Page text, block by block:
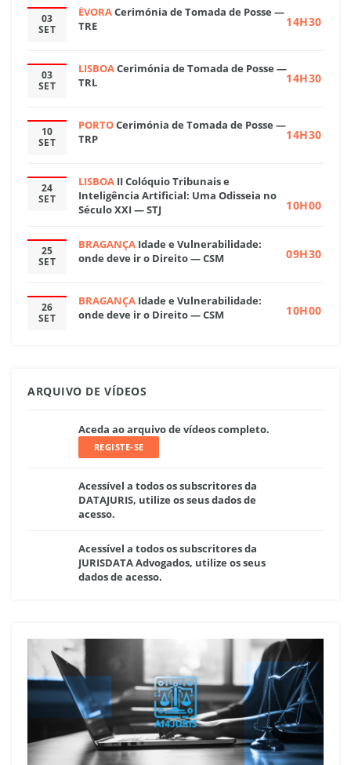
03
SET
ÉVORACerimónia de Tomada de Posse —
TRE
14H30
03
SET
LISBOACerimónia de Tomada de Posse —
TRL
14H30
10
SET
PORTOCerimónia de Tomada de Posse —
TRP
14H30
24
SET
LISBOA II Colóquio Tribunais e
Inteligência Artificial: Uma Odisseia no
Século XXI — STJ
10H00
25
SET
BRAGANÇA Idade e Vulnerabilidade:
onde deve ir o Direito — CSM
09H30
26
SET
BRAGANÇA Idade e Vulnerabilidade:
onde deve ir o Direito — CSM
10H00
ARQUIVO DE VÍDEOS
Aceda ao arquivo de vídeos completo.
REGISTE-SE
Acessível a todos os subscritores da
DATAJURIS, utilize os seus dados de
acesso.
Acessível a todos os subscritores da
JURISDATA Advogados, utilize os seus
dados de acesso.